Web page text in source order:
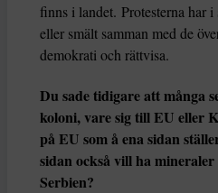
finns i landet. Protesterna har
eller smält samman med de
demokrati och rättvisa.
Du sade tidigare att många
koloni, vare sig till EU eller
på EU som å ena sidan
sidan också vill ha
Serbien?